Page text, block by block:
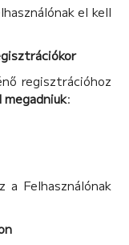
el kell
regisztrációhoz
:
Felhasználónak